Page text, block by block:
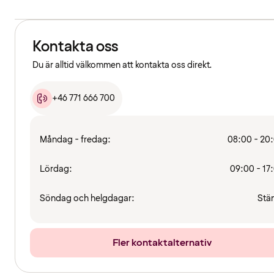
Kontakta oss
Du är alltid välkommen att kontakta oss direkt.
+46 771 666 700
Måndag - fredag: 08:00 -
Lördag: 09:00 -
Söndag och helgdagar:
Fler kontaktalternativ